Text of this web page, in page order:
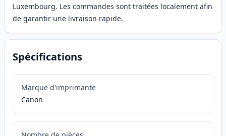
Luxembourg. Les commandes sont traitées localement afin
de garantir une livraison rapide.
Spécifications
Marque d'imprimante
Canon